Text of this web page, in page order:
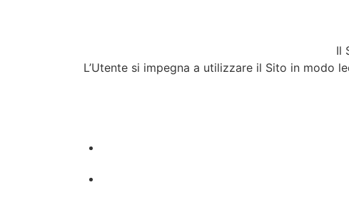
Il
L’Utente si impegna a utilizzare il Sito in modo